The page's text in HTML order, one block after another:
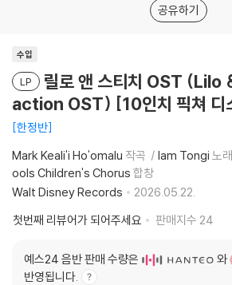
공유하기
수입
LP
릴로 앤 스티치 OST
action OST) [10인치 픽쳐 디
한정반
Mark Keali'i Ho'omalu 작곡 Iam Tongi 노래
ools Children's Chorus 합창
Walt Disney Records
2026.05.22.
첫번째 리뷰어가 되어주세요
판매지수 24
예스24 음반 판매 수량은 와
반영됩니다.